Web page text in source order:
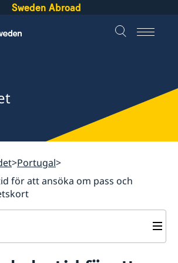
Sweden Abroad
Portugal
för att ansöka om pass och